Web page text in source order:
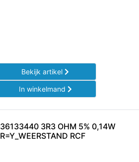
Bekijk artikel
In winkelmand
36133440 3R3 OHM 5% 0,14W
R=Y_WEERSTAND RCF